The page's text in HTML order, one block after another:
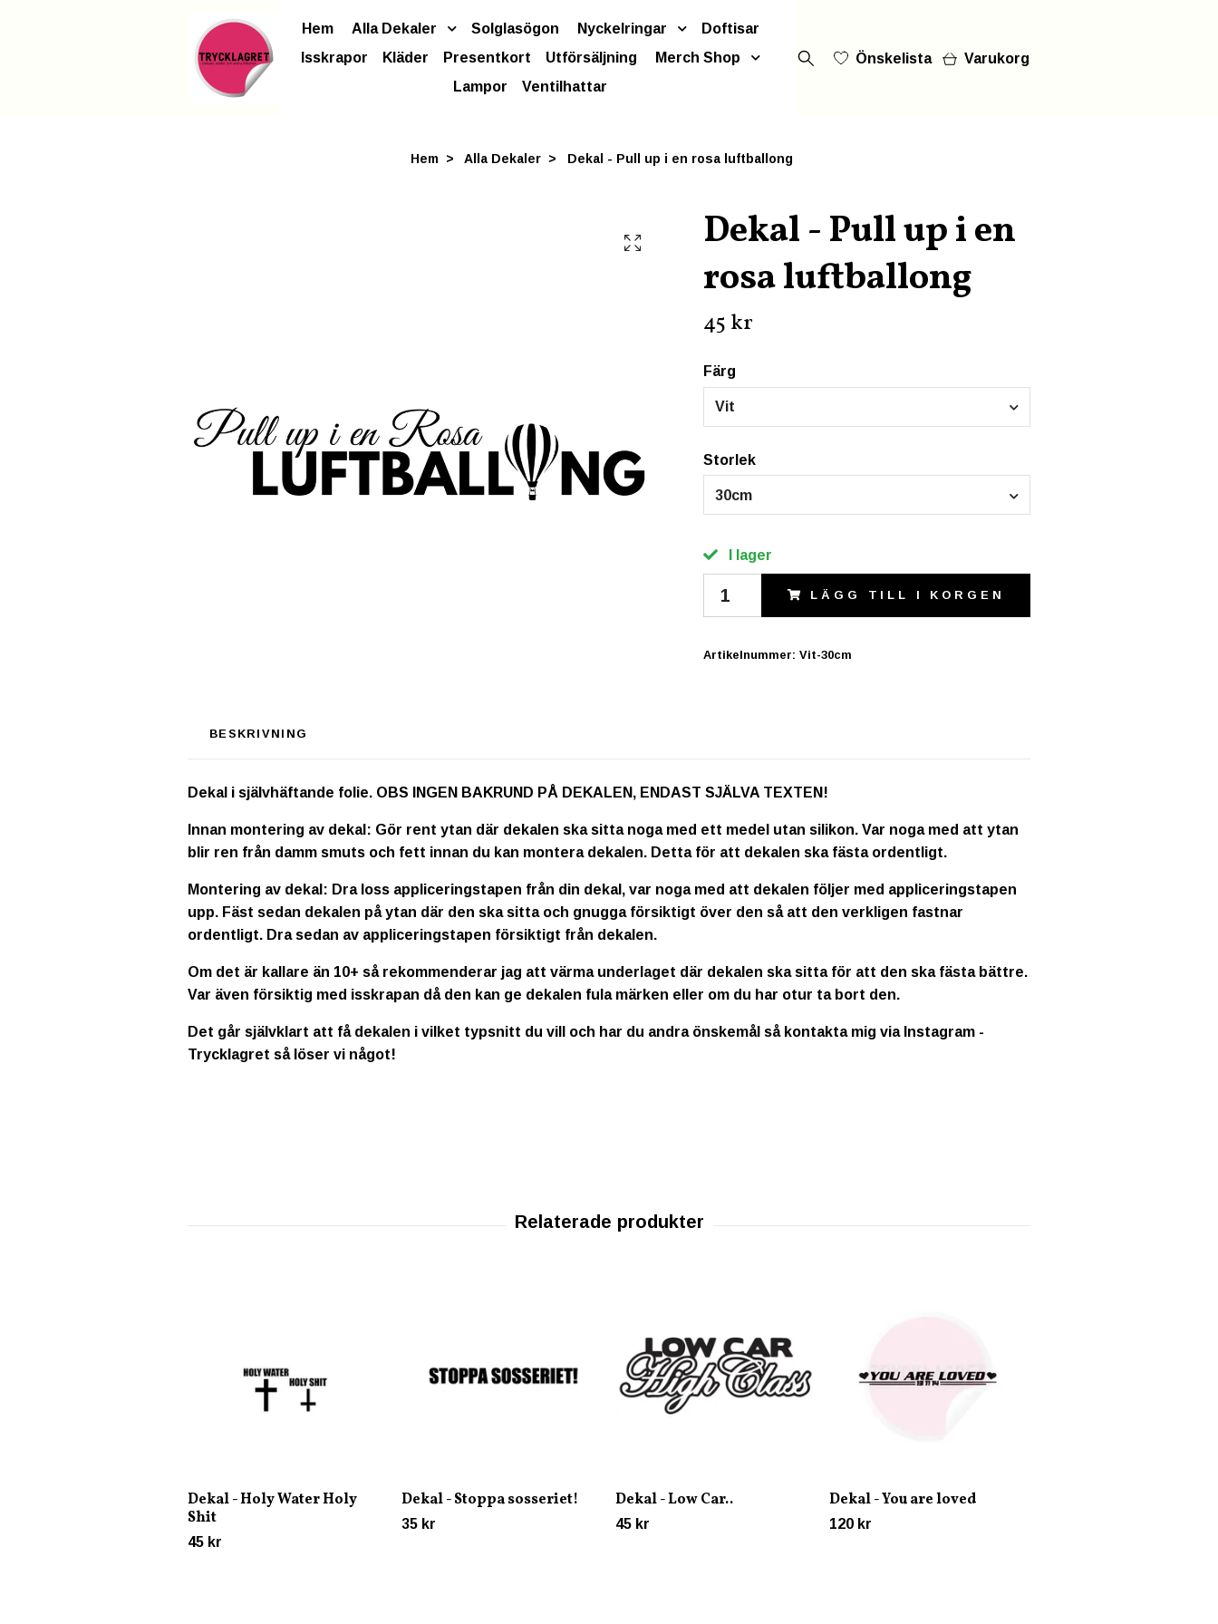
Hem Alla Dekaler Solglasögon Nyckelringar
Doftisar
Isskrapor
Kläder Presentkort Utförsäljning
Merch Shop
Lampor
Ventilhattar
Önskelista Varukorg
Hem Alla Dekaler Dekal - Pull up i en rosa luftballong
Dekal - Pull up i en
rosa luftballong
45 kr
Färg
Vit
Storlek
30cm
I lager
LÄGG TILL I KORGEN
Artikelnummer: Vit-30cm
BESKRIVNING
Dekal i självhäftande folie. OBS INGEN BAKRUND PÅ DEKALEN, ENDAST SJÄLVA TEXTEN!
Innan montering av dekal: Gör rent ytan där dekalen ska sitta noga med ett medel utan silikon. Var noga med att ytan
blir ren från damm smuts och fett innan du kan montera dekalen. Detta för att dekalen ska fästa ordentligt.
Montering av dekal: Dra loss appliceringstapen från din dekal, var noga med att dekalen följer med appliceringstapen
upp. Fäst sedan dekalen på ytan där den ska sitta och gnugga försiktigt över den så att den verkligen fastnar
ordentligt. Dra sedan av appliceringstapen försiktigt från dekalen.
Om det är kallare än 10+ så rekommenderar jag att värma underlaget där dekalen ska sitta för att den ska fästa bättre.
Var även försiktig med isskrapan då den kan ge dekalen fula märken eller om du har otur ta bort den.
Det går självklart att få dekalen i vilket typsnitt du vill och har du andra önskemål så kontakta mig via Instagram -
Trycklagret så löser vi något!
Dekal - Holy Water Holy
Shit
45 kr
Dekal - Stoppa sosseriet!
35 kr
Dekal - Low Car..
45 kr
Dekal - You are loved
120 kr